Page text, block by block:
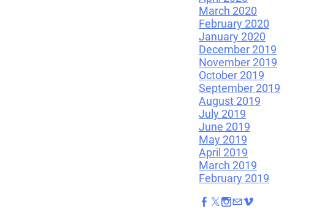
March 2020
February 2020
January 2020
December 2019
November 2019
October 2019
September 2019
August 2019
July 2019
June 2019
May 2019
April 2019
March 2019
February 2019